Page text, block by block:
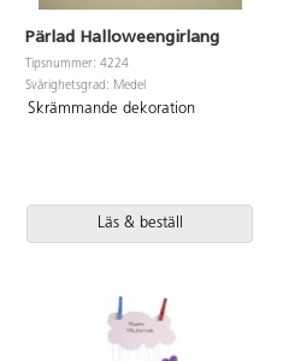
Pärlad Halloweengirlang
Tipsnummer: 4224
Svårighetsgrad: Medel
Skrämmande dekoration
Läs & beställ